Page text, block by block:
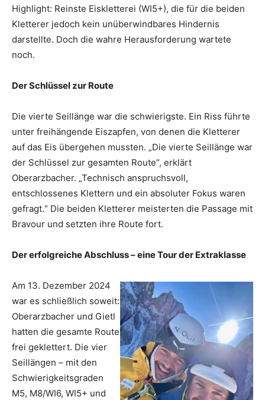
Highlight: Reinste Eiskletterei (WI5+), die für die beiden
Kletterer jedoch kein unüberwindbares Hindernis
darstellte. Doch die wahre Herausforderung wartete
noch.
Der Schlüssel zur Route
Die vierte Seillänge war die schwierigste. Ein Riss führte
unter freihängende Eiszapfen, von denen die Kletterer
auf das Eis übergehen mussten. „Die vierte Seillänge war
der Schlüssel zur gesamten Route“, erklärt
Oberarzbacher. „Technisch anspruchsvoll,
entschlossenes Klettern und ein absoluter Fokus waren
gefragt.“ Die beiden Kletterer meisterten die Passage mit
Bravour und setzten ihre Route fort.
Der erfolgreiche Abschluss – eine Tour der Extraklasse
Am 13. Dezember 2024
war es schließlich soweit:
Oberarzbacher und Gietl
hatten die gesamte Route
frei geklettert. Die vier
Seillängen – mit den
Schwierigkeitsgraden
M5, M8/WI6, WI5+ und